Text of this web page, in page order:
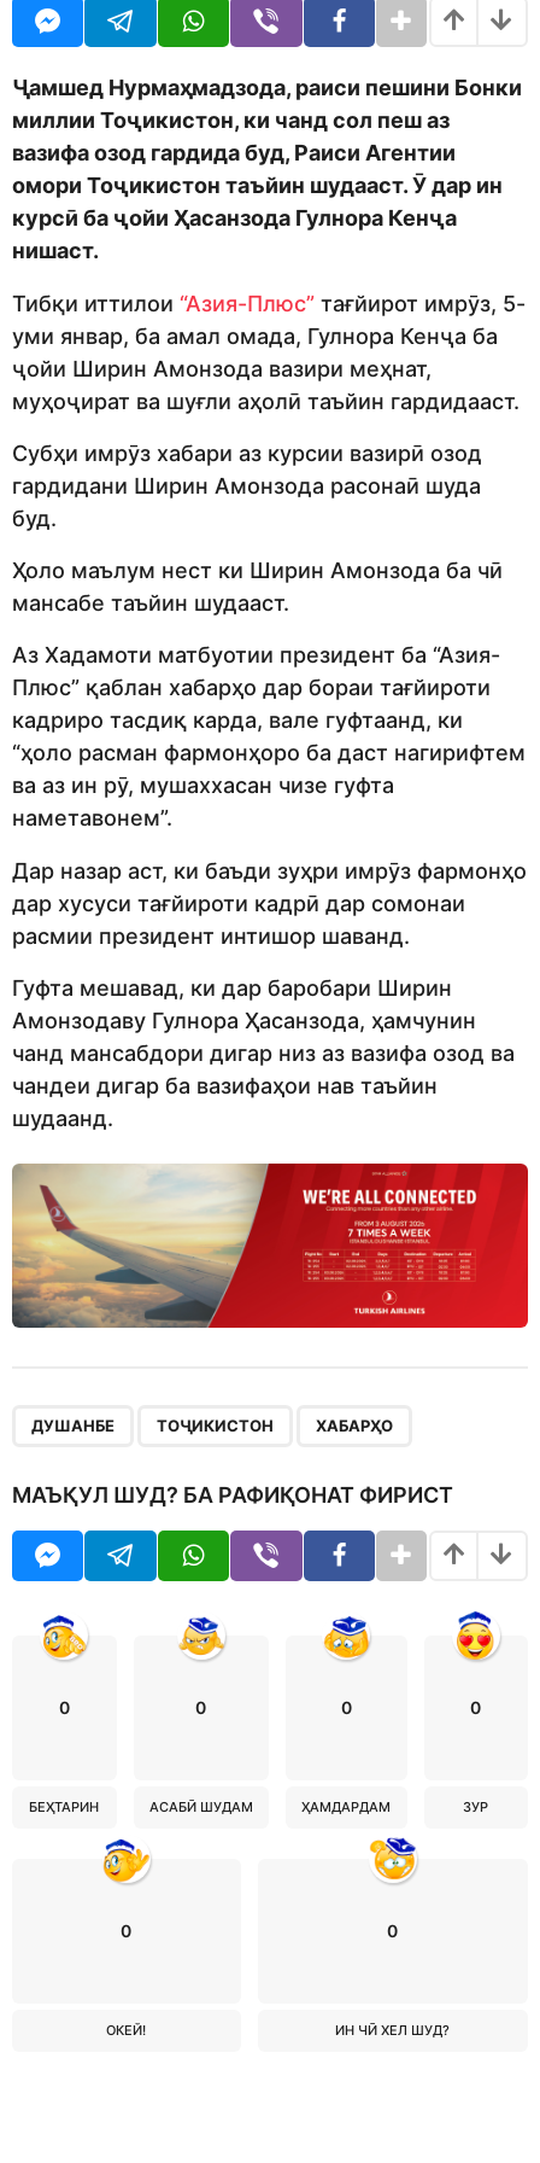
d
o
g
o
Ҷамшед Нурмаҳмадзода, раиси пешини Бонки
миллии Тоҷикистон, ки чанд сол пеш аз
вазифа озод гардида буд, Раиси Агентии
омори Тоҷикистон таъйин шудааст.Ӯ дар ин
курсӣ ба ҷойи Ҳасанзода Гулнора Кенҷа
нишаст.
Тибқи иттилои “Азия-Плюс” тағйирот имрӯз, 5-
уми январ, ба амал омада, Гулнора Кенҷа ба
ҷойи Ширин Амонзода вазири меҳнат,
муҳоҷират ва шуғли аҳолӣ таъйин гардидааст.
Субҳи имрӯз хабари аз курсии вазирӣ озод
гардидани Ширин Амонзода расонаӣ шуда
буд.
Ҳоло маълум нест ки Ширин Амонзода ба чӣ
мансабе таъйин шудааст.
Аз Хадамоти матбуотии президент ба “Азия-
Плюс” қаблан хабарҳо дар бораи тағйироти
кадриро тасдиқ карда, вале гуфтаанд, ки
“ҳоло расман фармонҳоро ба даст нагирифтем
ва аз ин рӯ, мушаххасан чизе гуфта
наметавонем”.
Дар назар аст, ки баъди зуҳри имрӯз фармонҳо
дар хусуси тағйироти кадрӣ дар сомонаи
расмии президент интишор шаванд.
Гуфта мешавад, ки дар баробари Ширин
Амонзодаву Гулнора Ҳасанзода, ҳамчунин
чанд мансабдори дигар низ аз вазифа озод ва
чандеи дигар ба вазифаҳои нав таъйин
шудаанд.
ДУШАНБЕ ТОҶИКИСТОН ХАБАРҲО
МАЪҚУЛ ШУД? БА РАФИҚОНАТ ФИРИСТ
0
БЕҲТАРИН
0
АСАБӢ ШУДАМ
0
ҲАМДАРДАМ
0
ЗУР
0
ОКЕЙ!
0
ИН ЧӢ ХЕЛ ШУД?